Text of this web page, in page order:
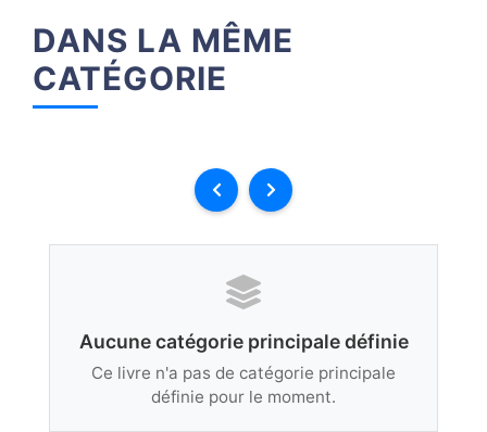
DANS LA MÊME
CATÉGORIE
Aucune catégorie principale définie
Ce livre n'a pas de catégorie principale
définie pour le moment.